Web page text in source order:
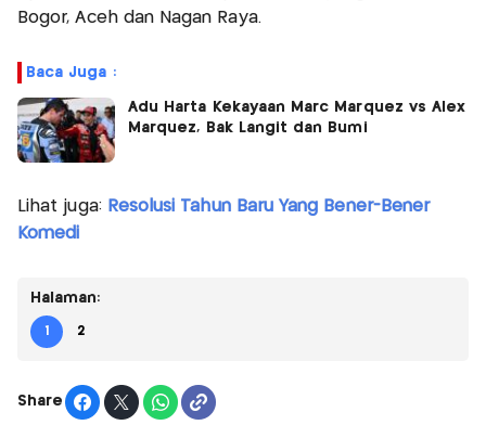
Bogor, Aceh dan Nagan Raya.
Baca Juga :
Adu Harta Kekayaan Marc Marquez vs Alex
Marquez, Bak Langit dan Bumi
Lihat juga: Resolusi Tahun Baru Yang Bener-Bener
Komedi
Halaman:
1 2
Share